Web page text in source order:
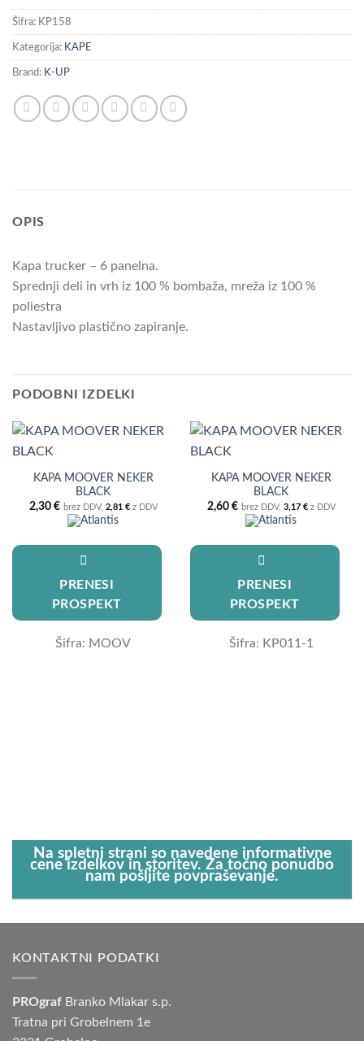
Šifra: KP158
Kategorija: KAPE
Brand: K-UP
OPIS
Kapa trucker – 6 panelna.
Sprednji deli in vrh iz 100 % bombaža, mreža iz 100 %
poliestra
Nastavljivo plastično zapiranje.
PODOBNI IZDELKI
KAPA MOOVER NEKER
BLACK
2,30 € brez DDV, 2,81 €z DDV
PRENESI
PROSPEKT
Šifra: MOOV
KAPA MOOVER NEKER
BLACK
2,60 € brez DDV, 3,17 €z DDV
PRENESI
PROSPEKT
Šifra: KP011-1
Na spletni strani so navedene informativne
cene izdelkov in storitev. Za točno ponudbo
nam pošljite povpraševanje.
KONTAKTNI PODATKI
PROgraf Branko Mlakar s.p.
Tratna pri Grobelnem 1e